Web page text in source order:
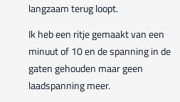
langzaam terug loopt.
Ik heb een ritje gemaakt van een
minuut of 10 en de spanning in de
gaten gehouden maar geen
laadspanning meer.